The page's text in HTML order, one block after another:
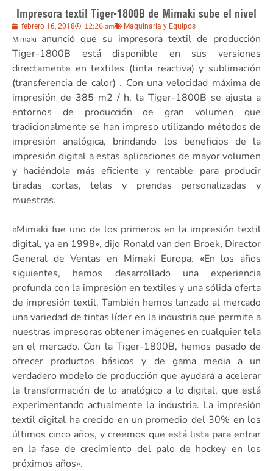
Impresora textil Tiger-1800B de Mimaki sube el nivel
febrero 16, 2018 12:26 am
Maquinaria y Equipos
Mimaki anunció que su impresora textil de producción
Tiger-1800B está disponible en sus versiones
directamente en textiles (tinta reactiva) y sublimación
(transferencia de calor) . Con una velocidad máxima de
impresión de 385 m2 / h, la Tiger-1800B se ajusta a
entornos de producción de gran volumen que
tradicionalmente se han impreso utilizando métodos de
impresión analógica, brindando los beneficios de la
impresión digital a estas aplicaciones de mayor volumen
y haciéndola más eficiente y rentable para producir
tiradas cortas, telas y prendas personalizadas y
muestras.
«Mimaki fue uno de los primeros en la impresión textil
digital, ya en 1998», dijo Ronald van den Broek, Director
General de Ventas en Mimaki Europa. «En los años
siguientes, hemos desarrollado una experiencia
profunda con la impresión en textiles y una sólida oferta
de impresión textil. También hemos lanzado al mercado
una variedad de tintas líder en la industria que permite a
nuestras impresoras obtener imágenes en cualquier tela
en el mercado. Con la Tiger-1800B, hemos pasado de
ofrecer productos básicos y de gama media a un
verdadero modelo de producción que ayudará a acelerar
la transformación de lo analógico a lo digital, que está
experimentando actualmente la industria. La impresión
textil digital ha crecido en un promedio del 30% en los
últimos cinco años, y creemos que está lista para entrar
en la fase de crecimiento del palo de hockey en los
próximos años».